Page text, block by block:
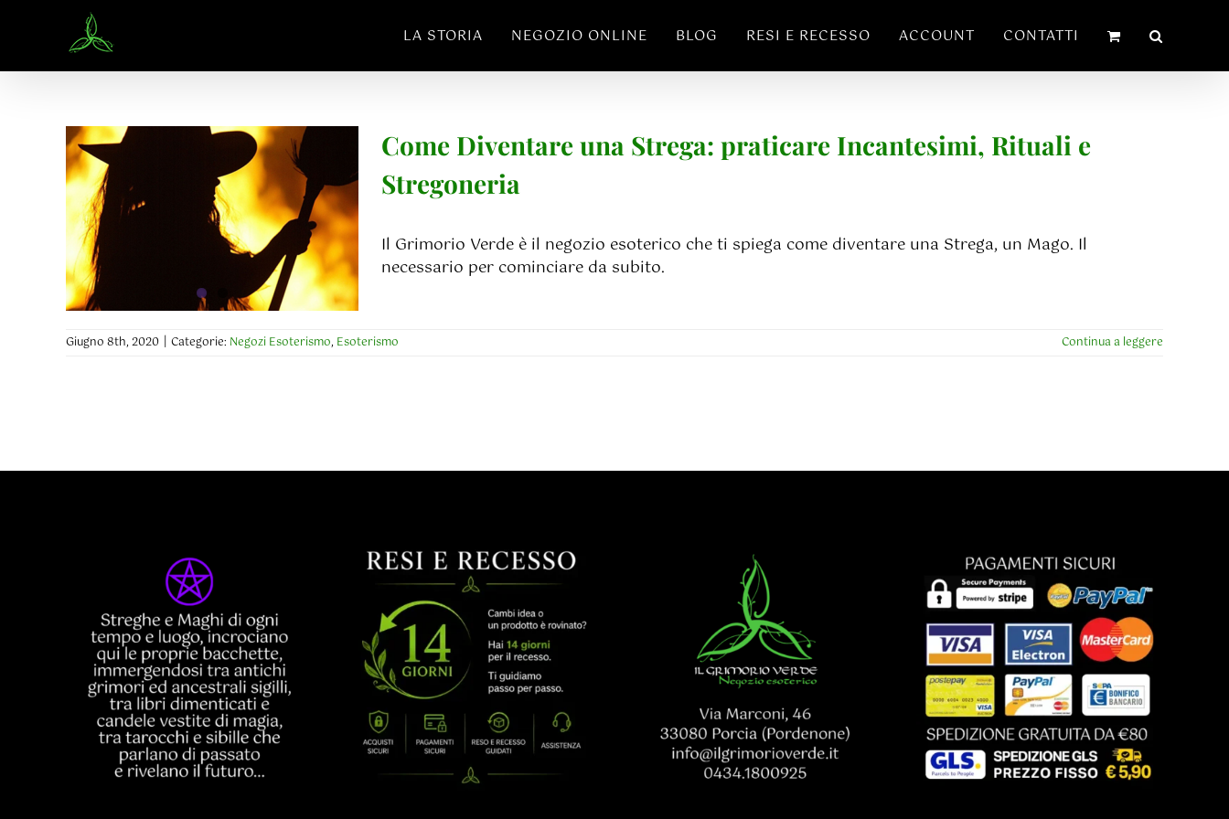
contenuto
LA STORIA NEGOZIO ONLINE BLOG RESI E RECESSO ACCOUNT CONTATTI
Come Diventare una
Strega: praticare
Incantesimi, Rituali e
Stregoneria
Negozi Esoterismo Esoterismo
Come Diventare una Strega: praticare Incantesimi, Rituali e
Stregoneria
Il Grimorio Verde è il negozio esoterico che ti spiega come diventare una Strega, un Mago. Il
necessario per cominciare da subito.
Giugno 8th, 2020 | Categorie: Negozi Esoterismo, Esoterismo Continua a leggere